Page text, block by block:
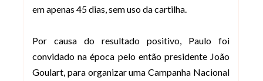
em apenas 45 dias, sem uso da cartilha.
Por causa do resultado positivo, Paulo foi
convidado na época pelo então presidente João
Goulart, para organizar uma Campanha Nacional